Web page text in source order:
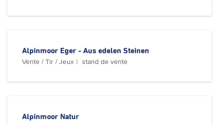
Alpinmoor Eger - Aus edelen Steinen
Vente / Tir / Jeux stand de vente
Alpinmoor Natur